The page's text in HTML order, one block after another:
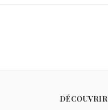
DÉCOUVRIR